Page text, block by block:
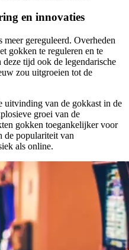
en innovaties
gereguleerd. Overheden
gokken te reguleren en te
tijd ook de legendarische
zou uitgroeien tot de
uitvinding van de gokkast in de
groei van de
gokken toegankelijker voor
de populariteit van
als online.